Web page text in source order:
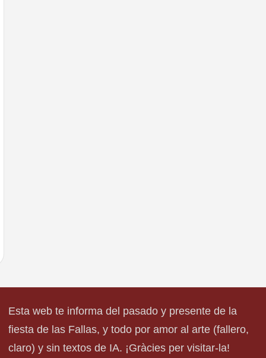
Esta web te informa del pasado y presente de la
fiesta de las Fallas, y todo por amor al arte (fallero,
claro) y sin textos de IA. ¡Gràcies per visitar-la!